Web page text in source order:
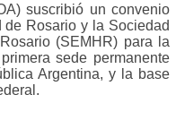
suscribió un convenio
Rosario y la Sociedad
(SEMHR) para la
sede permanente
Argentina, y la base